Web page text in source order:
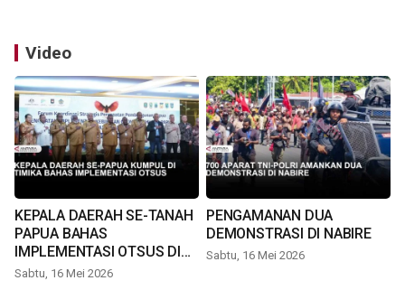
Video
KEPALA DAERAH SE-TANAH
PAPUA BAHAS
IMPLEMENTASI OTSUS DI
TIMIKA
Sabtu, 16 Mei 2026
PENGAMANAN DUA
DEMONSTRASI DI NABIRE
Sabtu, 16 Mei 2026